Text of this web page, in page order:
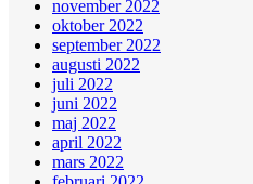
november 2022
oktober 2022
september 2022
augusti 2022
juli 2022
juni 2022
maj 2022
april 2022
mars 2022